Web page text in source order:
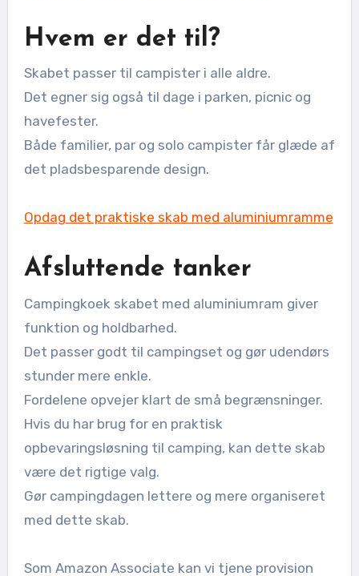
Hvem er det til?
Skabet passer til campister i alle aldre.
Det egner sig også til dage i parken, picnic og
havefester.
Både familier, par og solo campister får glæde af
det pladsbesparende design.
Opdag det praktiske skab med aluminiumramme
Afsluttende tanker
Campingkoek skabet med aluminiumram giver
funktion og holdbarhed.
Det passer godt til campingset og gør udendørs
stunder mere enkle.
Fordelene opvejer klart de små begrænsninger.
Hvis du har brug for en praktisk
opbevaringsløsning til camping, kan dette skab
være det rigtige valg.
Gør campingdagen lettere og mere organiseret
med dette skab.
Som Amazon Associate kan vi tjene provision